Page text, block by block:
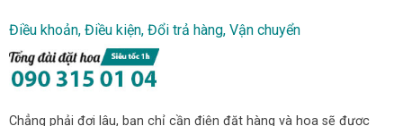
Điều khoản, Điều kiện, Đổi trả hàng, Vận chuyển
Chẳng phải đợi lâu, bạn chỉ cần điện đặt hàng và hoa sẽ được